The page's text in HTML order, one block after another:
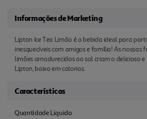
Informações de Marketing
Lipton Ice Tea Limão é a bebida ideal para
inesquecíveis com amigos e família! As nossas
limões amadurecidos ao sol criam o delicioso
Lipton, baixo em calorias.
Características
Quantidade Liquida